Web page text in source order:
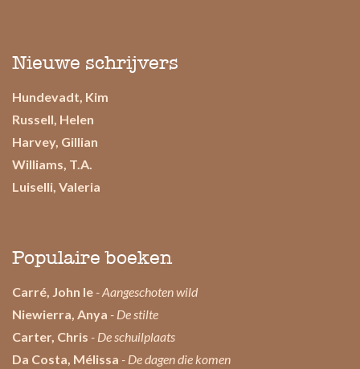
Nieuwe schrijvers
Hundevadt, Kim
Russell, Helen
Harvey, Gillian
Williams, T.A.
Luiselli, Valeria
Populaire boeken
Carré, John le - Aangeschoten wild
Niewierra, Anya - De stilte
Carter, Chris - De schuilplaats
Da Costa, Mélissa - De dagen die komen